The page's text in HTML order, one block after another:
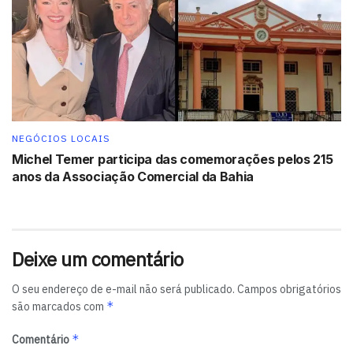
NEGÓCIOS LOCAIS
Michel Temer participa das comemorações pelos 215
anos da Associação Comercial da Bahia
Deixe um comentário
O seu endereço de e-mail não será publicado. Campos obrigatórios
são marcados com *
Comentário *